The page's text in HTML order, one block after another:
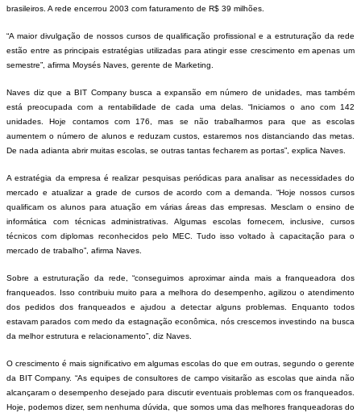
brasileiros. A rede encerrou 2003 com faturamento de R$ 39 milhões.
“A maior divulgação de nossos cursos de qualificação profissional e a estruturação da rede
estão entre as principais estratégias utilizadas para atingir esse crescimento em apenas um
semestre”, afirma Moysés Naves, gerente de Marketing.
Naves diz que a BIT Company busca a expansão em número de unidades, mas também
está preocupada com a rentabilidade de cada uma delas. “Iniciamos o ano com 142
unidades. Hoje contamos com 176, mas se não trabalharmos para que as escolas
aumentem o número de alunos e reduzam custos, estaremos nos distanciando das metas.
De nada adianta abrir muitas escolas, se outras tantas fecharem as portas”, explica Naves.
A estratégia da empresa é realizar pesquisas periódicas para analisar as necessidades do
mercado e atualizar a grade de cursos de acordo com a demanda. “Hoje nossos cursos
qualificam os alunos para atuação em várias áreas das empresas. Mesclam o ensino de
informática com técnicas administrativas. Algumas escolas fornecem, inclusive, cursos
técnicos com diplomas reconhecidos pelo MEC. Tudo isso voltado à capacitação para o
mercado de trabalho”, afirma Naves.
Sobre a estruturação da rede, “conseguimos aproximar ainda mais a franqueadora dos
franqueados. Isso contribuiu muito para a melhora do desempenho, agilizou o atendimento
dos pedidos dos franqueados e ajudou a detectar alguns problemas. Enquanto todos
estavam parados com medo da estagnação econômica, nós crescemos investindo na busca
da melhor estrutura e relacionamento”, diz Naves.
O crescimento é mais significativo em algumas escolas do que em outras, segundo o gerente
da BIT Company. “As equipes de consultores de campo visitarão as escolas que ainda não
alcançaram o desempenho desejado para discutir eventuais problemas com os franqueados.
Hoje, podemos dizer, sem nenhuma dúvida, que somos uma das melhores franqueadoras do